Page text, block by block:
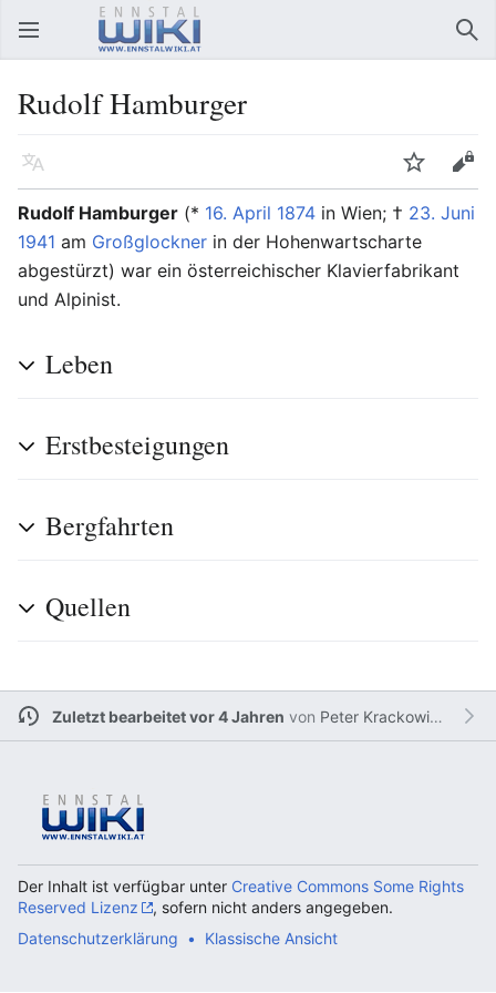
Hauptmenü öffnen
Rudolf Hamburger
Sprache Beobachten
Bearbeiten
Rudolf Hamburger (* 16. April 1874 in Wien; † 23. Juni
1941 am Großglockner in der Hohenwartscharte
abgestürzt) war ein österreichischer Klavierfabrikant
und Alpinist.
Leben
Erstbesteigungen
Bergfahrten
Quellen
Zuletzt bearbeitet vor 4 Jahren von Peter Krackowizer
Der Inhalt ist verfügbar unter Creative Commons Some Rights
Reserved Lizenz
, sofern nicht anders angegeben.
Datenschutzerklärung
Klassische Ansicht